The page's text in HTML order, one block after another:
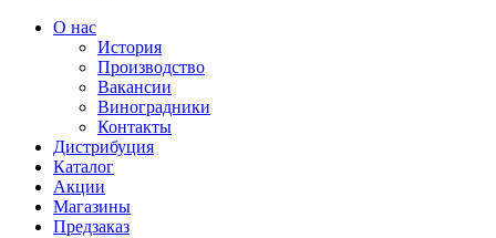
О нас
История
Производство
Вакансии
Виноградники
Контакты
Дистрибуция
Каталог
Акции
Магазины
Предзаказ